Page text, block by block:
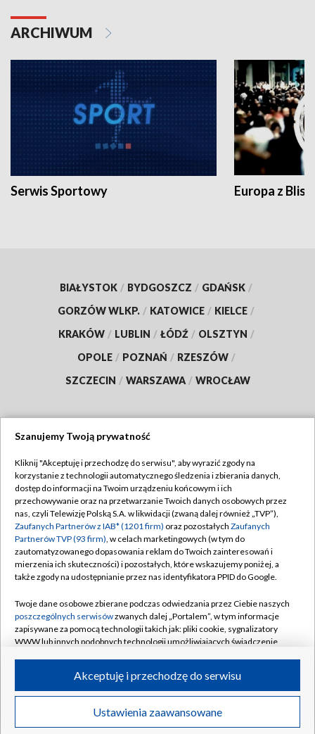
ARCHIWUM
Serwis Sportowy Europa z
BIAŁYSTOK / BYDGOSZCZ / GDAŃSK /
GORZÓW WLKP. / KATOWICE / KIELCE /
KRAKÓW / LUBLIN / ŁÓDŹ / OLSZTYN /
OPOLE / POZNAŃ / RZESZÓW /
SZCZECIN / WARSZAWA / WROCŁAW
TVP
Abonament TVP
Emisja w TVP
Centrum informacji TVP
Naziemna Telewizja Cyfrowa
Rada Programowa
System NOS
Informacje o nadawcy
Program dla prasy
Ogłoszenie przetargowe
Regulamin TVP
Polityka prywatności
Moje zgody
Pomoc
Kontakt
Kanały
©2026 Telewizja Polska S.A. w likwidacji
Szanujemy Twoją prywatność
Kliknij "Akceptuję i przechodzę do serwisu", aby wyrazić zgody na
korzystanie z technologii automatycznego śledzenia i zbierania danych,
dostęp do informacji na Twoim urządzeniu końcowym i ich
przechowywanie oraz na przetwarzanie Twoich danych osobowych przez
nas, czyli Telewizję Polską S.A. w likwidacji (zwaną dalej również „TVP”),
Zaufanych Partnerów z IAB* (1201 firm) oraz pozostałych Zaufanych
Partnerów TVP (93 firm), w celach marketingowych (w tym do
zautomatyzowanego dopasowania reklam do Twoich zainteresowań i
mierzenia ich skuteczności) i pozostałych, które wskazujemy poniżej, a
także zgody na udostępnianie przez nas identyfikatora PPID do Google.
Twoje dane osobowe zbierane podczas odwiedzania przez Ciebie naszych
poszczególnych serwisówzwanych dalej „Portalem”, w tym informacje
zapisywane za pomocą technologii takich jak: pliki cookie, sygnalizatory
WWW lub innych podobnych technologii umożliwiających świadczenie
ruchu w Internecie.
Twoje dane osobowe zbierane podczas odwiedzania przez Ciebie
poszczególnych serwisówna Portalu, takie jak adresy IP, identyfikatory
Ustawienia zaawansowane
Akceptuję i przechodzę do serwisu